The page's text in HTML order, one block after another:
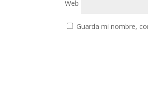
Web
Guarda mi nombre,